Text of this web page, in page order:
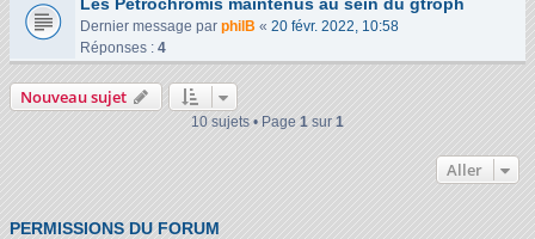
Dernier message par philB « 20 févr. 2022, 10:58
Réponses : 4
Nouveau sujet
10 sujets • Page 1 sur 1
Aller
PERMISSIONS DU FORUM